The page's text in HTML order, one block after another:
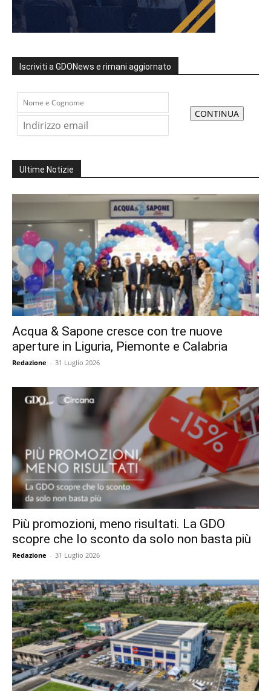
Iscriviti a GDONews e rimani aggiornato
Ultime Notizie
Acqua & Sapone cresce con tre nuove
aperture in Liguria, Piemonte e Calabria
Redazione - 31 Luglio 2026
Più promozioni, meno risultati. La GDO
scopre che lo sconto da solo non basta più
Redazione - 31 Luglio 2026